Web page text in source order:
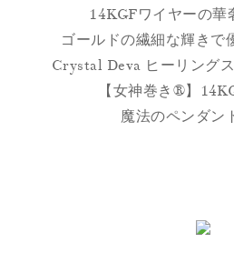
14KGFワイヤーの華
ゴールドの繊細な輝きで
Crystal Deva ヒーリング
【女神巻き®】
魔法のペンダン